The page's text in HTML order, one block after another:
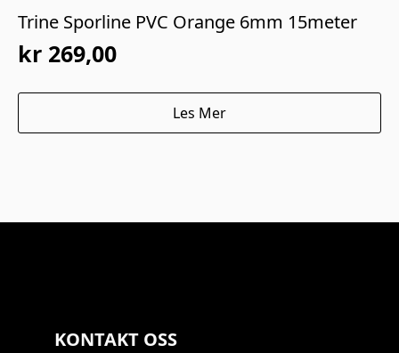
Trine Sporline PVC Orange 6mm 15meter
kr 269,00
Les Mer
KONTAKT OSS